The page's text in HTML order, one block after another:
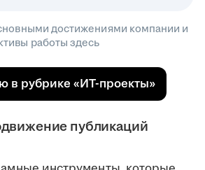
достижениями компании и
работы здесь
в рубрике «ИТ-проекты»
публикаций